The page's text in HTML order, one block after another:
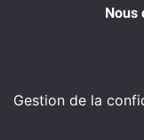
Nous
Gestion de la